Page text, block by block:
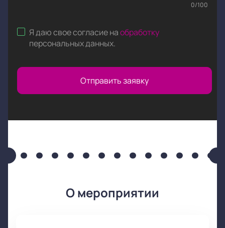
0/100
Я даю свое согласие наобработку
персональных данных.
Отправить заявку
О мероприятии